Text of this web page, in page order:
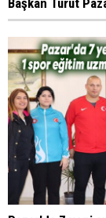
Başkan Türüt